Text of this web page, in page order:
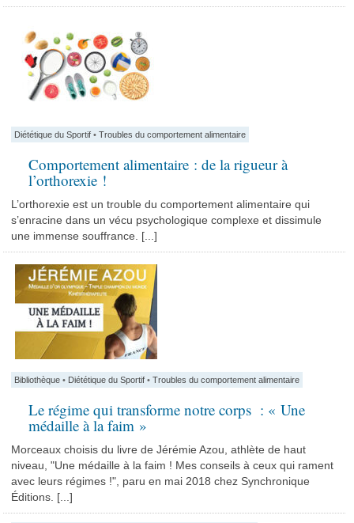
Diététique du Sportif •Troubles du comportement alimentaire
Comportement alimentaire : de la rigueur à
l’orthorexie !
L’orthorexie est un trouble du comportement alimentaire qui
s’enracine dans un vécu psychologique complexe et dissimule
une immense souffrance. [...]
Bibliothèque • Diététique du Sportif •Troubles du comportement alimentaire
Le régime qui transforme notre corps : « Une
médaille à la faim »
Morceaux choisis du livre de Jérémie Azou, athlète de haut
niveau, "Une médaille à la faim ! Mes conseils à ceux qui rament
avec leurs régimes !", paru en mai 2018 chez Synchronique
Éditions. [...]